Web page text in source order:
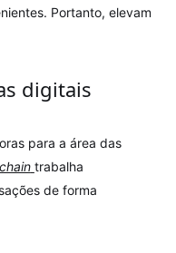
Portanto, elevam
digitais
para a área das
trabalha
de forma